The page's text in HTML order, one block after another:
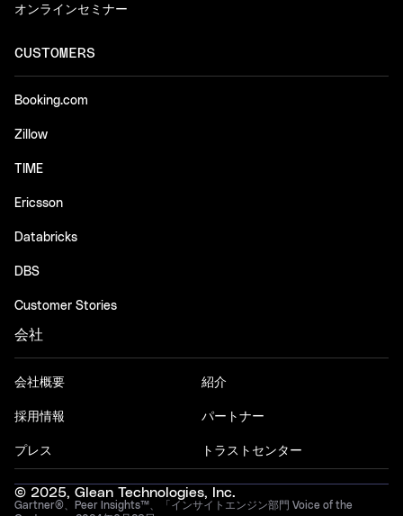
オンラインセミナー
CUSTOMERS
Booking.com
Zillow
TIME
Ericsson
Databricks
DBS
Customer Stories
会社
会社概要
採用情報
プレス
紹介
パートナー
トラストセンター
© 2025, Glean Technologies, Inc.
Gartner®、Peer Insights™、「インサイトエンジン部門 Voice of the